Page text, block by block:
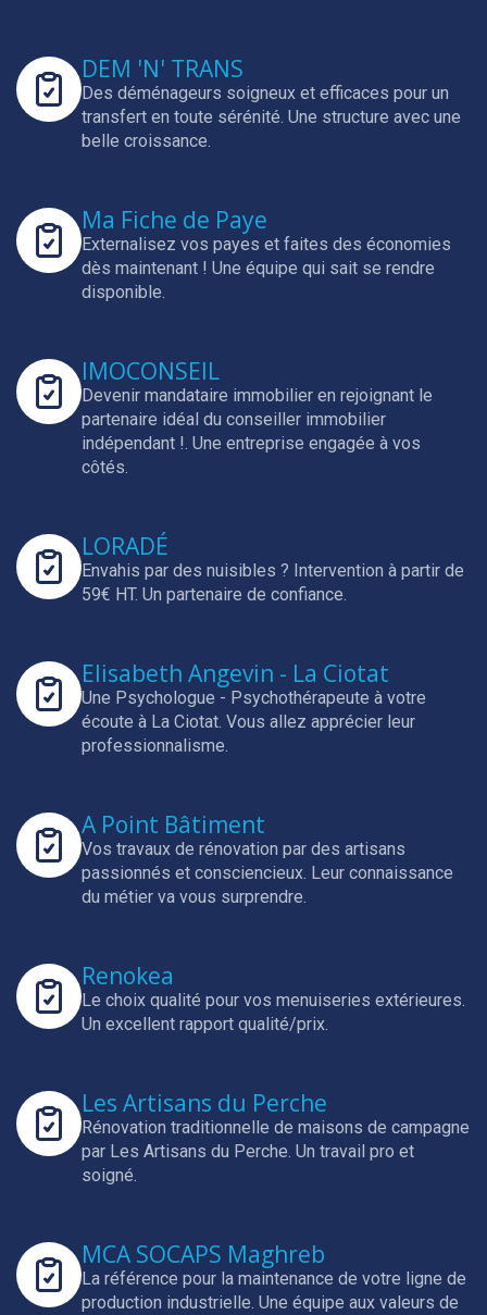
DEM 'N' TRANS
Des déménageurs soigneux et efficaces pour un
transfert en toute sérénité. Une structure avec une
belle croissance.
Ma Fiche de Paye
Externalisez vos payes et faites des économies
dès maintenant ! Une équipe qui sait se rendre
disponible.
IMOCONSEIL
Devenir mandataire immobilier en rejoignant le
partenaire idéal du conseiller immobilier
indépendant !. Une entreprise engagée à vos
côtés.
LORADÉ
Envahis par des nuisibles ? Intervention à partir de
59€ HT. Un partenaire de confiance.
Elisabeth Angevin - La Ciotat
Une Psychologue - Psychothérapeute à votre
écoute à La Ciotat. Vous allez apprécier leur
professionnalisme.
A Point Bâtiment
Vos travaux de rénovation par des artisans
passionnés et consciencieux. Leur connaissance
du métier va vous surprendre.
Renokea
Le choix qualité pour vos menuiseries extérieures.
Un excellent rapport qualité/prix.
Les Artisans du Perche
Rénovation traditionnelle de maisons de campagne
par Les Artisans du Perche. Un travail pro et
soigné.
MCA SOCAPS Maghreb
La référence pour la maintenance de votre ligne de
production industrielle. Une équipe aux valeurs de